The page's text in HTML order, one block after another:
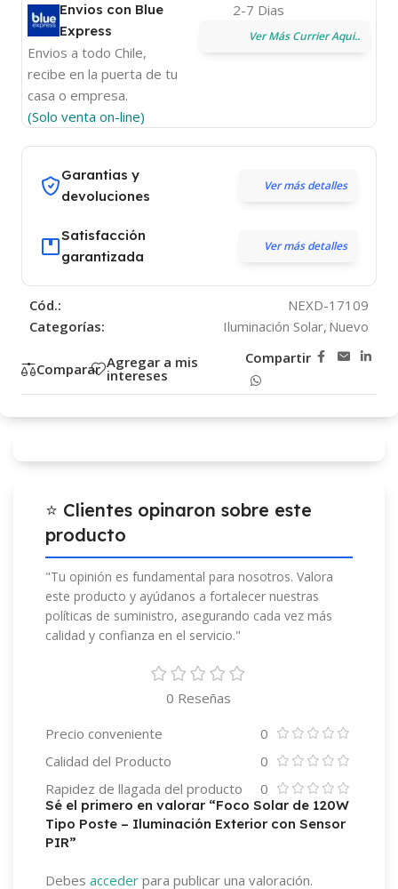
Envios con Blue
Express
Envios a todo Chile,
recibe en la puerta de tu
casa o empresa.
(Solo venta on-line)
2-7 Dias
Ver Más Currier Aqui..
Garantias y
devoluciones
Ver más detalles
Satisfacción
garantizada
Ver más detalles
Cód.:
NEXD-17109
Categorías:
Iluminación Solar, Nuevo
Comparar Agregar a mis
intereses
Compartir
⭐ Clientes opinaron sobre este
producto
"Tu opinión es fundamental para nosotros. Valora
este producto y ayúdanos a fortalecer nuestras
políticas de suministro, asegurando cada vez más
calidad y confianza en el servicio."
0 Reseñas
Precio conveniente
0
Calidad del Producto
0
Rapidez de llagada del producto
0
Sé el primero en valorar “Foco Solar de 120W
Tipo Poste – Iluminación Exterior con Sensor
PIR”
Debes acceder para publicar una valoración.